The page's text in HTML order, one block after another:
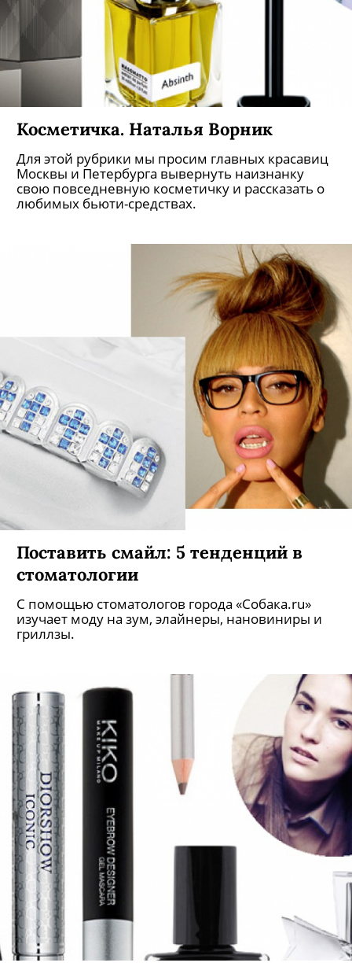
Косметичка. Наталья Ворник
Для этой рубрики мы просим главных красавиц
Москвы и Петербурга вывернуть наизнанку
свою повседневную косметичку и рассказать о
любимых бьюти-средствах.
Поставить смайл: 5 тенденций в
стоматологии
С помощью стоматологов города «Собака.ru»
изучает моду на зум, элайнеры, нановиниры и
гриллзы.